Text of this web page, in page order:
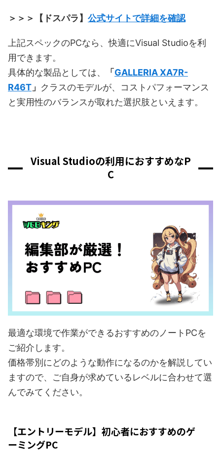
＞＞＞【ドスパラ】 公式サイトで詳細を確認
上記スペックのPCなら、快適にVisual Studioを利
用できます。
具体的な製品としては、
「 GALLERIA XA7R-
R46T 」 クラスのモデルが、コストパフォーマンス
と実用性のバランスが取れた選択肢といえます。
Visual Studioの利用におすすめなP
C
最適な環境で作業ができるおすすめのノートPCを
ご紹介します。
価格帯別にどのような動作になるのかを解説してい
ますので、ご自身が求めているレベルに合わせて選
んでみてください。
【エントリーモデル】初心者におすすめのゲ
ーミングPC